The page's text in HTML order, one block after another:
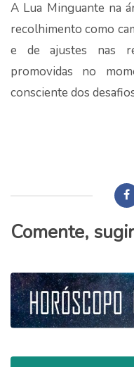
A Lua Minguante na
recolhimento como
e de ajustes nas
promovidas no
consciente dos
Comente,